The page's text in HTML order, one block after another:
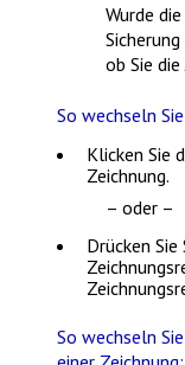
Wurde
ob Sie
So wechseln
Klicken Sie
Zeichnung.
– oder –
Drücken Sie
So wechseln